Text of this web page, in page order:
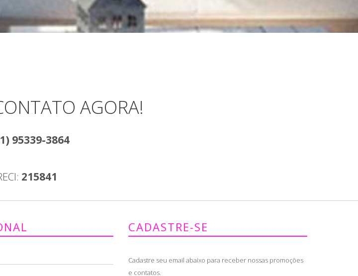
AGORA!
95339-3864
215841
CADASTRE-SE
Cadastre seu email abaixo para receber nossas promoções
e contatos.